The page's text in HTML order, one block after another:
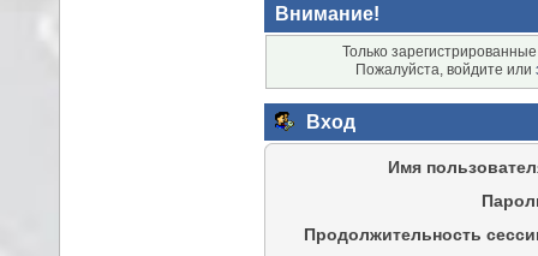
Внимание!
Только
Пожалуйста, войдите или
Вход
Имя
Продолжительность